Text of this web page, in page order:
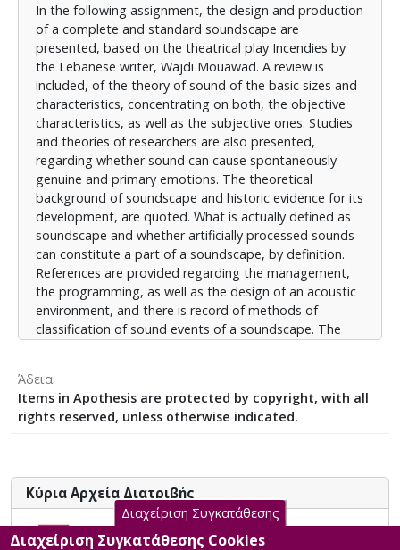
μεθοδολογία της επεξεργασίας του ήχου με την
χρήση υπολογιστή, με αναφορές στα χαρακτηριστικά
και τις παραμέτρους των συσκευών, λογισμικών, και
αρθρωμάτων, που θα χρησιμοποιηθούν στην
παραγωγή και επεξεργασία των ηχητικών γεγονότων
του ηχοτοπίου της παράστασης. Επίσης
παρουσιάζεται η μεθοδολογία που ακολουθείται για
την υλοποίηση ηλεκτροακουστικών εγκαταστάσεων σε
εσωτερικούς χώρους. Στόχος της εργασίας αποτελεί
η σύνδεση του θεωρητικού υποβάθρου και των
εργαλείων της μεθοδολογίας με την τεχνική
επεξεργασία και παραγωγή του ηχητικού
περιβάλλοντος της παράστασης. Αυτό επιτυγχάνεται
μέσω της ανάπτυξης των βασικών αρχών της
θεωρίας, της τεχνικής ανάλυσης και της σύμπραξης
τους προς τη δημιουργία-πρόκληση των
συναισθημάτων του θεατή Παρουσιάζεται βήμα βήμα
η τεχνική επεξεργασία και παραγωγή του ηχητικού
επεξεργασίας, και τέλος παρουσιάζεται η μελέτη και
ανάλυση ολόκληρης της αλυσίδας της
ηλεκτροακουστικής εγκατάστασης, σε συνάρτηση με
συστήματος χώρος-ηλεκτροακουστική εγκατάσταση.
In the following assignment, the design and production
of a complete and standard soundscape are
presented, based on the theatrical play Incendies by
the Lebanese writer, Wajdi Mouawad. A review is
included, of the theory of sound of the basic sizes and
characteristics, concentrating on both, the objective
characteristics, as well as the subjective ones. Studies
and theories of researchers are also presented,
regarding whether sound can cause spontaneously
genuine and primary emotions. The theoretical
background of soundscape and historic evidence for its
development, are quoted. What is actually defined as
soundscape and whether artificially processed sounds
can constitute a part of a soundscape, by definition.
References are provided regarding the management,
the programming, as well as the design of an acoustic
environment, and there is record of methods of
classification of sound events of a soundscape. The
characteristics and parameters of the devices,
softwares, modules, which will be used in the
production and process of the sound events of the
installations in interior spaces, is also presented. The
aim for this assignment is to include a full theoretical,
as well as, methodological background quote, and a
powerfully explanatory technical analysis of the
Άδεια
Items in Apothesis are protected by copyright, with all
rights reserved, unless otherwise indicated.
Κύρια Αρχεία Διατριβής
Πολυκάναλος Σχεδιασμός
Διαχείριση Συγκατάθεσης
Διαχείριση Συγκατάθεσης Cookies